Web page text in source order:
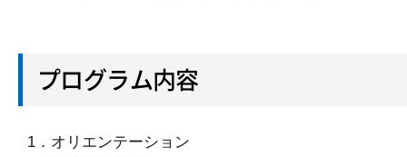
プログラム内容
1．オリエンテーション